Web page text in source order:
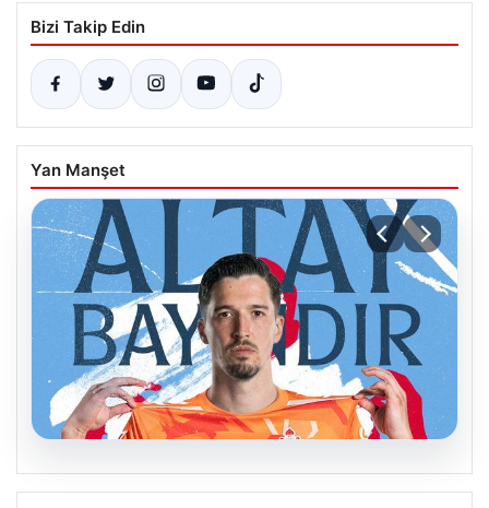
Bizi Takip Edin
Yan Manşet
Celta Vigo, Altay Bayındır Transferini